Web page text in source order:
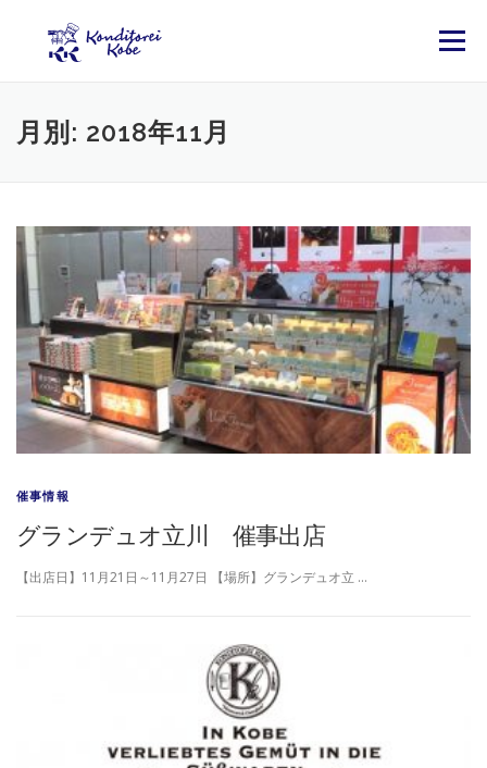
メニュー
月別: 2018年11月
催事情報
グランデュオ立川 催事出店
【出店日】11月21日～11月27日 【場所】グランデュオ立 …